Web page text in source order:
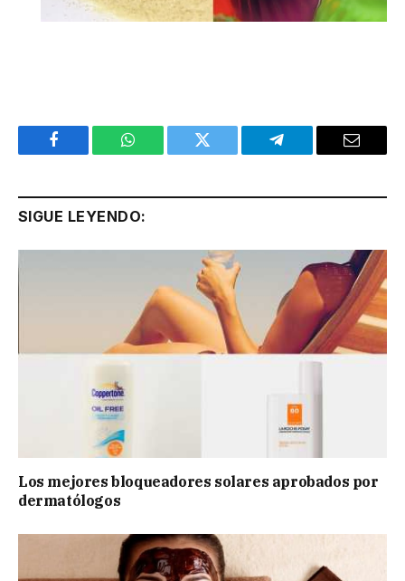
Facebook WhatsApp Twitter Telegram Email
SIGUE LEYENDO:
Los mejores bloqueadores solares aprobados por
dermatólogos